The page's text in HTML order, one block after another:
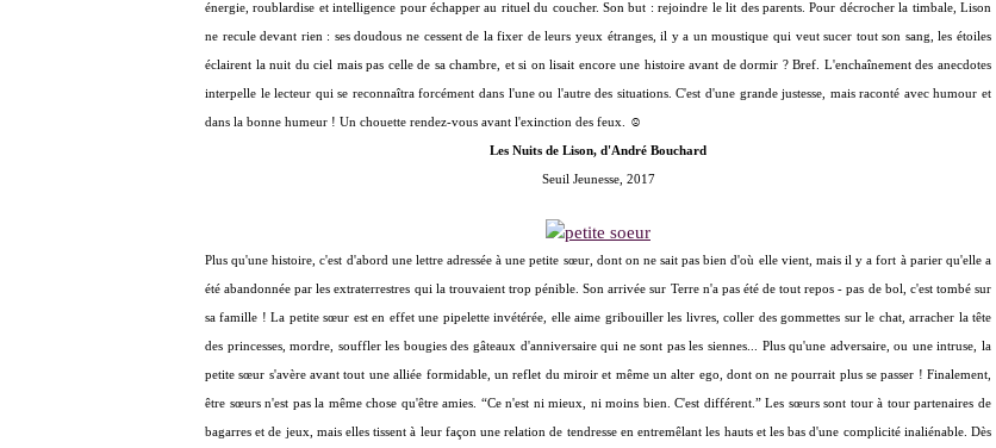
énergie, roublardise et intelligence pour échapper au rituel du coucher. Son but : rejoindre le lit des parents. Pour décrocher la timbale, Lison
ne recule devant rien : ses doudous ne cessent de la fixer de leurs yeux étranges, il y a un moustique qui veut sucer tout son sang, les étoiles
éclairent la nuit du ciel mais pas celle de sa chambre, et si on lisait encore une histoire avant de dormir ? Bref. L'enchaînement des anecdotes
interpelle le lecteur qui se reconnaîtra forcément dans l'une ou l'autre des situations. C'est d'une grande justesse, mais raconté avec humour et
dans la bonne humeur ! Un chouette rendez-vous avant l'exinction des feux. ☺
Les Nuits de Lison, d'André Bouchard
Seuil Jeunesse, 2017
Plus qu'une histoire, c'est d'abord une lettre adressée à une petite sœur, dont on ne sait pas bien d'où elle vient, mais il y a fort à parier qu'elle a
été abandonnée par les extraterrestres qui la trouvaient trop pénible. Son arrivée sur Terre n'a pas été de tout repos - pas de bol, c'est tombé sur
sa famille ! La petite sœur est en effet une pipelette invétérée, elle aime gribouiller les livres, coller des gommettes sur le chat, arracher la tête
des princesses, mordre, souffler les bougies des gâteaux d'anniversaire qui ne sont pas les siennes... Plus qu'une adversaire, ou une intruse, la
petite sœur s'avère avant tout une alliée formidable, un reflet du miroir et même un alter ego, dont on ne pourrait plus se passer ! Finalement,
être sœurs n'est pas la même chose qu'être amies. “Ce n'est ni mieux, ni moins bien. C'est différent.” Les sœurs sont tour à tour partenaires de
bagarres et de jeux, mais elles tissent à leur façon une relation de tendresse en entremêlant les hauts et les bas d'une complicité inaliénable. Dès